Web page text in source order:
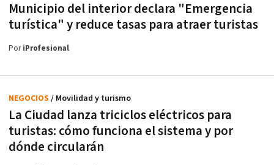
Municipio del interior declara "Emergencia
turística" y reduce tasas para atraer turistas
PoriProfesional
La Ciudad lanza triciclos eléctricos para
turistas: cómo funciona el sistema y por
dónde circularán
NEGOCIOS / Movilidad y turismo